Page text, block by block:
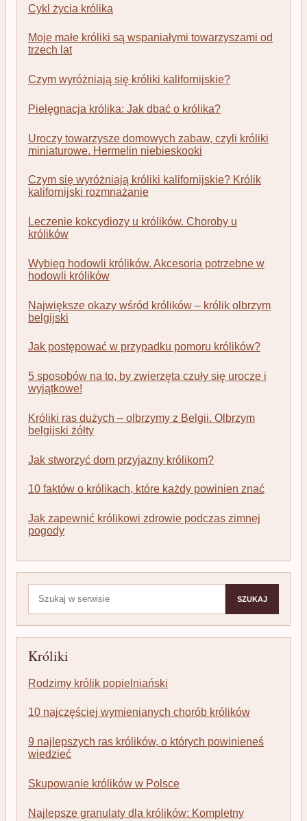
Cykl życia królika
Moje małe króliki są wspaniałymi towarzyszami od
trzech lat
Czym wyróżniają się króliki kalifornijskie?
Pielęgnacja królika: Jak dbać o królika?
Uroczy towarzysze domowych zabaw, czyli króliki
miniaturowe. Hermelin niebieskooki
Czym się wyróżniają króliki kalifornijskie? Królik
kalifornijski rozmnażanie
Leczenie kokcydiozy u królików. Choroby u
królików
Wybieg hodowli królików. Akcesoria potrzebne w
hodowli królików
Największe okazy wśród królików – królik olbrzym
belgijski
Jak postępować w przypadku pomoru królików?
5 sposobów na to, by zwierzęta czuły się urocze i
wyjątkowe!
Króliki ras dużych – olbrzymy z Belgii. Olbrzym
belgijski żółty
Jak stworzyć dom przyjazny królikom?
10 faktów o królikach, które każdy powinien znać
Jak zapewnić królikowi zdrowie podczas zimnej
pogody
Szukaj:
SZUKAJ
Króliki
Rodzimy królik popielniański
10 najczęściej wymienianych chorób królików
9 najlepszych ras królików, o których powinieneś
wiedzieć
Skupowanie królików w Polsce
Najlepsze granulaty dla królików: Kompletny